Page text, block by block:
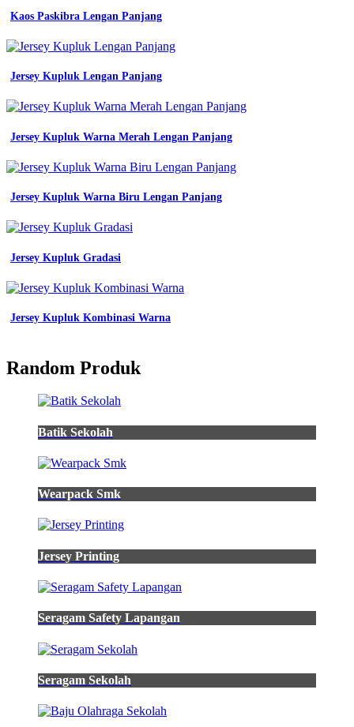
Kaos Paskibra Lengan Panjang
Jersey Kupluk Lengan Panjang
Jersey Kupluk Warna Merah Lengan Panjang
Jersey Kupluk Warna Biru Lengan Panjang
Jersey Kupluk Gradasi
Jersey Kupluk Kombinasi Warna
Random Produk
Batik Sekolah
Wearpack Smk
Jersey Printing
Seragam Safety Lapangan
Seragam Sekolah